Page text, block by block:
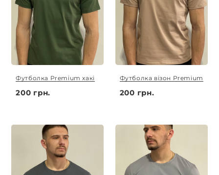
Футболка Premium хакі
200 грн.
Футболка візон Premium
200 грн.